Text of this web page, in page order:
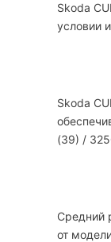
Skoda
условии
Skoda
(39) /
Средний
от